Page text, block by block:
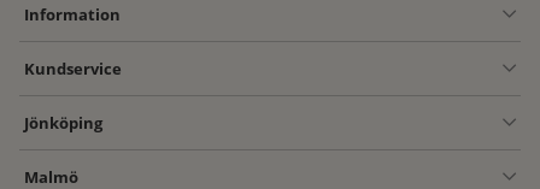
Information
Kundservice
Jönköping
Malmö